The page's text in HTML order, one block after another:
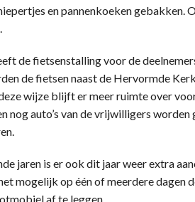
en pannenkoeken gebakken.
de fietsenstalling voor de
de fietsen naast de Hervormde
wijze blijft er meer ruimte over
nog auto’s van de vrijwilligers
jaren is er ook dit jaar weer extra
mogelijk op één of meerdere dagen
af te leggen.